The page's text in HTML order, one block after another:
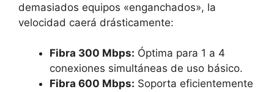
demasiados equipos «enganchados», la
velocidad caerá drásticamente:
Fibra 300 Mbps: Óptima para 1 a 4
conexiones simultáneas de uso básico.
Fibra 600 Mbps: Soporta eficientemente